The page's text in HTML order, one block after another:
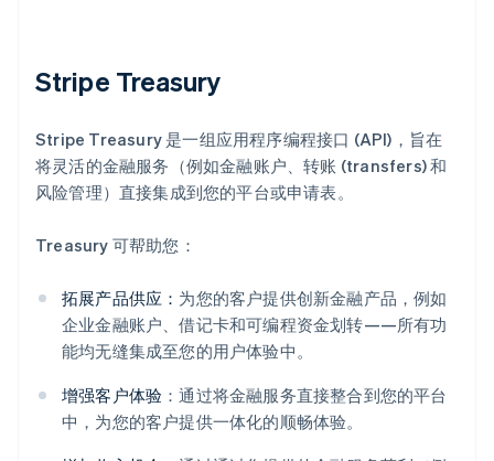
Stripe Treasury
Stripe Treasury 是一组应用程序编程接口 (API)，旨在
将灵活的金融服务（例如金融账户、转账 (transfers) 和
风险管理）直接集成到您的平台或申请表。
Treasury 可帮助您：
拓展产品供应： 为您的客户提供创新金融产品，例如
企业金融账户、借记卡和可编程资金划转——所有功
能均无缝集成至您的用户体验中。
增强客户体验 ：通过将金融服务直接整合到您的平台
中，为您的客户提供一体化的顺畅体验。